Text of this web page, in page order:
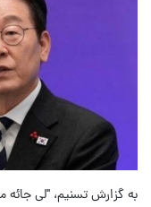
به گزارش تسنیم، "لی